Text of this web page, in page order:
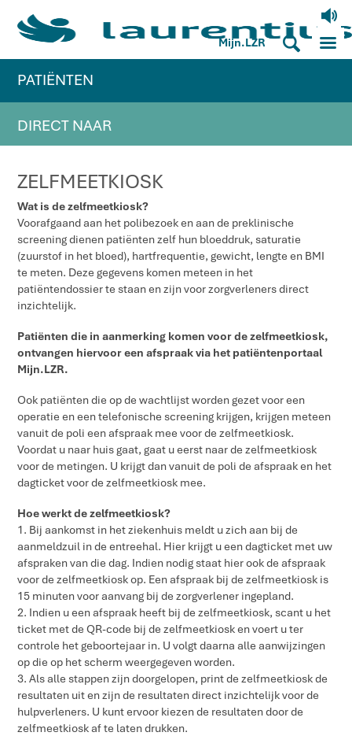
V
Mijn.LZR S M
PATIËNTEN
DIRECT NAAR
ZELFMEETKIOSK
Wat is de zelfmeetkiosk?
Voorafgaand aan het polibezoek en aan de preklinische
screening dienen patiënten zelf hun bloeddruk, saturatie
(zuurstof in het bloed), hartfrequentie, gewicht, lengte en BMI
te meten. Deze gegevens komen meteen in het
patiëntendossier te staan en zijn voor zorgverleners direct
inzichtelijk.
Patiënten die in aanmerking komen voor de zelfmeetkiosk,
ontvangen hiervoor een afspraak via het patiëntenportaal
Mijn.LZR.
Ook patiënten die op de wachtlijst worden gezet voor een
operatie en een telefonische screening krijgen, krijgen meteen
vanuit de poli een afspraak mee voor de zelfmeetkiosk.
Voordat u naar huis gaat, gaat u eerst naar de zelfmeetkiosk
voor de metingen. U krijgt dan vanuit de poli de afspraak en het
dagticket voor de zelfmeetkiosk mee.
Hoe werkt de zelfmeetkiosk?
1. Bij aankomst in het ziekenhuis meldt u zich aan bij de
aanmeldzuil in de entreehal. Hier krijgt u een dagticket met uw
afspraken van die dag. Indien nodig staat hier ook de afspraak
voor de zelfmeetkiosk op. Een afspraak bij de zelfmeetkiosk is
15 minuten voor aanvang bij de zorgverlener ingepland.
2. Indien u een afspraak heeft bij de zelfmeetkiosk, scant u het
ticket met de QR-code bij de zelfmeetkiosk en voert u ter
controle het geboortejaar in. U volgt daarna alle aanwijzingen
op die op het scherm weergegeven worden.
3. Als alle stappen zijn doorgelopen, print de zelfmeetkiosk de
resultaten uit en zijn de resultaten direct inzichtelijk voor de
hulpverleners. U kunt ervoor kiezen de resultaten door de
zelfmeetkiosk af te laten drukken.